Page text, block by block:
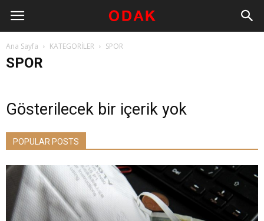
Ana Sayfa KATEGORİLER SPOR
SPOR
Gösterilecek bir içerik yok
POPULAR POSTS